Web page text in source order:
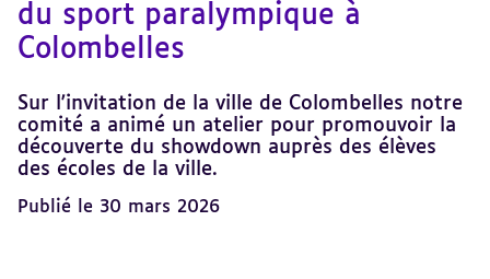
du sport paralympique à
Colombelles
Sur l'invitation de la ville de Colombelles notre
comité a animé un atelier pour promouvoir la
découverte du showdown auprès des élèves
des écoles de la ville.
Publié le 30 mars 2026